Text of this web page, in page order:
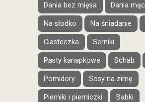
Dania bez mięsa Dania
Na słodko Na śniadanie
Ciasteczka Serniki
Pasty kanapkowe Schab
Pomidory Sosy na zimę
Pierniki i pierniczki Babki